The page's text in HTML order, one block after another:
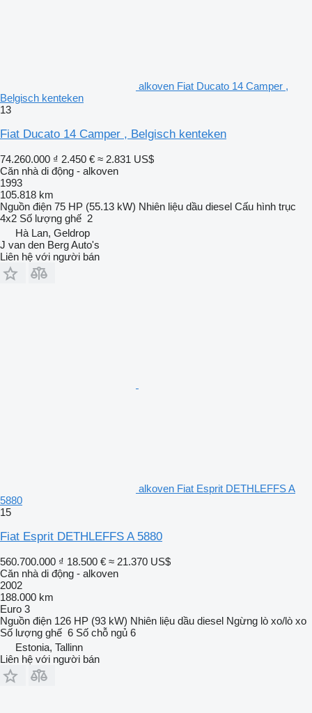
alkoven Fiat Ducato 14 Camper ,
Belgisch kenteken
13
Fiat Ducato 14 Camper , Belgisch kenteken
74.260.000 ₫ 2.450 € ≈ 2.831 US$
Căn nhà di động - alkoven
1993
105.818 km
Nguồn điện 75 HP (55.13 kW) Nhiên liệu dầu diesel Cấu hình trục
4x2 Số lượng ghế 2
Hà Lan, Geldrop
J van den Berg Auto's
Liên hệ với người bán
alkoven Fiat Esprit DETHLEFFS A
5880
15
Fiat Esprit DETHLEFFS A 5880
560.700.000 ₫ 18.500 € ≈ 21.370 US$
Căn nhà di động - alkoven
2002
188.000 km
Euro 3
Nguồn điện 126 HP (93 kW) Nhiên liệu dầu diesel Ngừng lò xo/lò xo
Số lượng ghế 6 Số chỗ ngủ 6
Estonia, Tallinn
Liên hệ với người bán